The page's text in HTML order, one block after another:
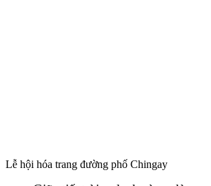
Lễ hội hóa trang đường phố Chingay